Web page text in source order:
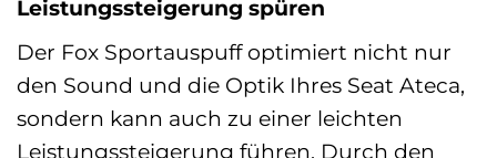
Leistungssteigerung spüren
Der Fox Sportauspuff optimiert nicht nur
den Sound und die Optik Ihres Seat Ateca,
sondern kann auch zu einer leichten
Leistungssteigerung führen. Durch den